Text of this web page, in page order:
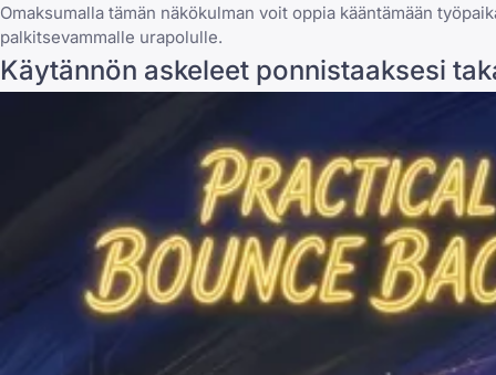
Omaksumalla tämän näkökulman voit oppia kääntämään
palkitsevammalle urapolulle.
Käytännön askeleet ponnistaaksesi